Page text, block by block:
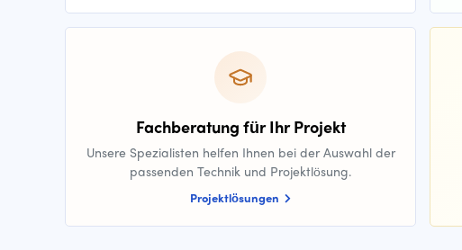
Fachberatung für Ihr Projekt
Unsere Spezialisten helfen Ihnen bei der Auswahl der
passenden Technik und Projektlösung.
Projektlösungen